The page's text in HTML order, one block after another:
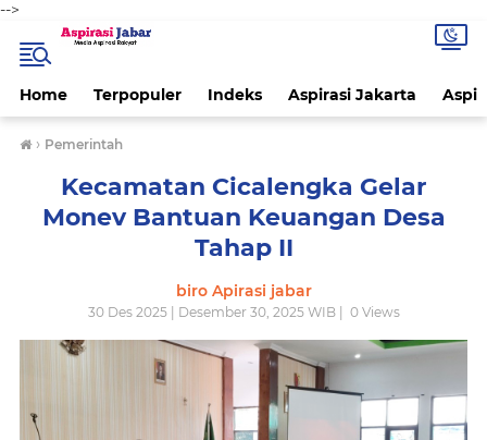
-->
Home Terpopuler Indeks Aspirasi Jakarta
› Pemerintah
Kecamatan Cicalengka Gelar
Monev Bantuan Keuangan Desa
Tahap II
biro Apirasi jabar
30 Des 2025 | Desember 30, 2025 WIB | 0Views